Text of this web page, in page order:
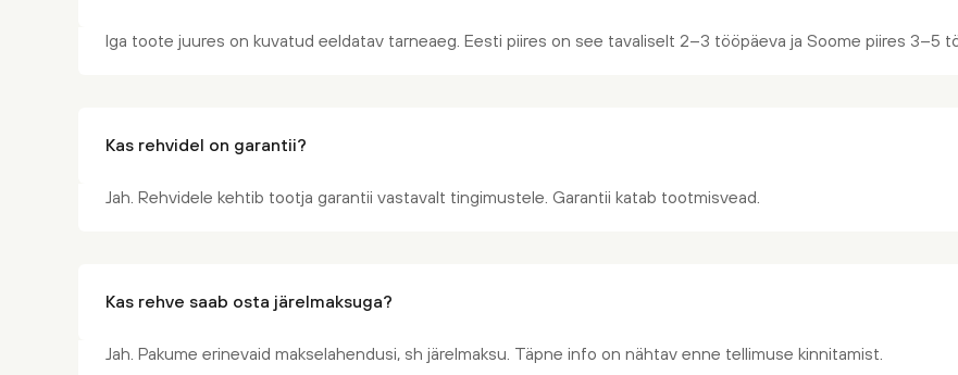
Iga toote juures on kuvatud eeldatav tarneaeg. Eesti piires on see tavaliselt 2–3 tööpäeva ja Soome piires 3–5
Kas rehvidel on garantii?
Jah. Rehvidele kehtib tootja garantii vastavalt tingimustele. Garantii katab tootmisvead.
Kas rehve saab osta järelmaksuga?
Jah. Pakume erinevaid makselahendusi, sh järelmaksu. Täpne info on nähtav enne tellimuse kinnitamist.